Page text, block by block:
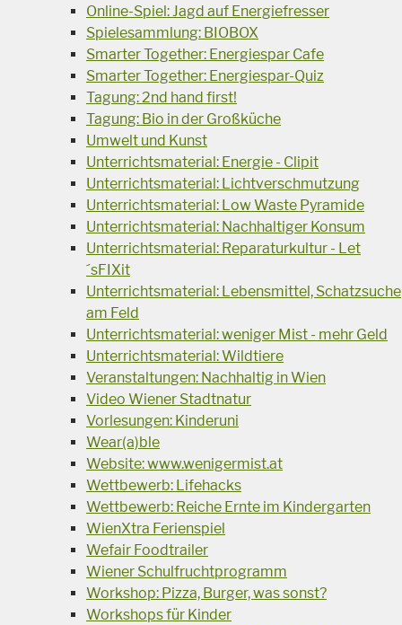
Online-Spiel: Jagd auf Energiefresser
Spielesammlung: BIOBOX
Smarter Together: Energiespar Cafe
Smarter Together: Energiespar-Quiz
Tagung: 2nd hand first!
Tagung: Bio in der Großküche
Umwelt und Kunst
Unterrichtsmaterial: Energie - Clipit
Unterrichtsmaterial: Lichtverschmutzung
Unterrichtsmaterial: Low Waste Pyramide
Unterrichtsmaterial: Nachhaltiger Konsum
Unterrichtsmaterial: Reparaturkultur - Let
´sFIXit
Unterrichtsmaterial: Lebensmittel, Schatzsuche
am Feld
Unterrichtsmaterial: weniger Mist - mehr Geld
Unterrichtsmaterial: Wildtiere
Veranstaltungen: Nachhaltig in Wien
Video Wiener Stadtnatur
Vorlesungen: Kinderuni
Wear(a)ble
Website: www.wenigermist.at
Wettbewerb: Lifehacks
Wettbewerb: Reiche Ernte im Kindergarten
WienXtra Ferienspiel
Wefair Foodtrailer
Wiener Schulfruchtprogramm
Workshop: Pizza, Burger, was sonst?
Workshops für Kinder